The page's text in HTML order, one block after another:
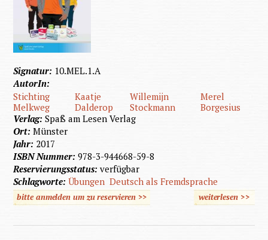
Signatur: 10.MEL.1.A
AutorIn:
Stichting
Melkweg
Kaatje
Dalderop
Willemijn
Stockmann
Merel
Borgesius
Verlag:Spaß am Lesen Verlag
Ort:Münster
Jahr: 2017
ISBN Nummer:978-3-944668-59-8
Reservierungsstatus:verfügbar
Schlagworte:Übungen Deutsch als Fremdsprache
bitte anmelden um zu reservieren >> weiterlesen über In
>>